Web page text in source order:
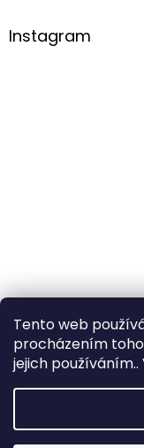
Tento web
procházením
jejich
Instagram
Sledovat